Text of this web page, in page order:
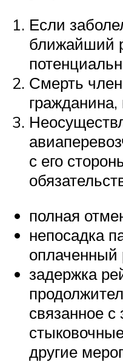
Если
ближайший
Смерть
гражданина,
с его
полная
непосадка
оплаченный
задержка
связанное
другие